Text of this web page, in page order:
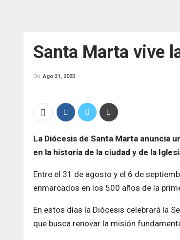
Santa Marta vive
On Ago 31, 2025
La Diócesis de Santa Marta anuncia
en la historia de la ciudad y de la
Entre el 31 de agosto y el 6 de
enmarcados en los 500 años de la
En estos días la Diócesis celebrará la
que busca renovar la misión